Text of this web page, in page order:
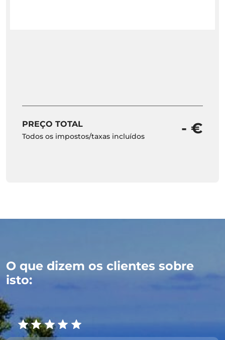
PREÇO TOTAL
Todos os impostos/taxas incluídos - €
O que dizem os clientes sobre
isto: